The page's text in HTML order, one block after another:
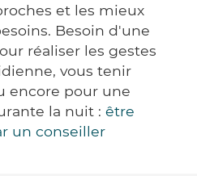
et les mieux
Besoin d'une
réaliser les gestes
vous tenir
encore pour une
la nuit : être
un conseiller